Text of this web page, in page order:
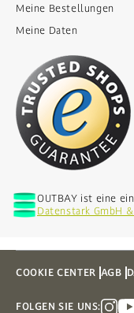
Meine Bestellungen
Meine Daten
OUTBAY ist eine
Datenstark GmbH &
COOKIE CENTER AGB
FOLGEN SIE UNS: